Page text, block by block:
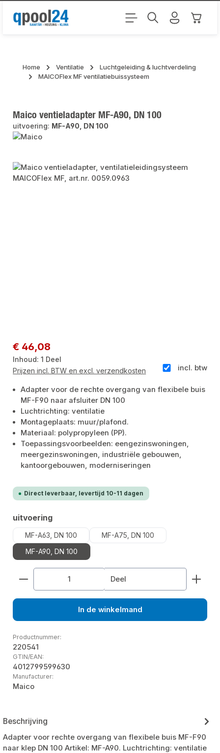
Ga naar de hoofdinhoud
Home Ventilatie
Luchtgeleiding & luchtverdeling
MAICOFlex MF ventilatiebuissysteem
Maico ventieladapter MF-A90, DN 100
uitvoering: MF-A90, DN 100
Afbeeldingengalerij overslaan
Normale prijs:
€ 46,08
Inhoud:1 Deel
incl. btw
Prijzen incl. BTW en excl. verzendkosten
Adapter voor de rechte overgang van flexibele buis
MF-F90 naar afsluiter DN 100
Luchtrichting: ventilatie
Montageplaats: muur/plafond.
Materiaal: polypropyleen (PP).
Toepassingsvoorbeelden: eengezinswoningen,
meergezinswoningen, industriële gebouwen,
kantoorgebouwen, moderniseringen
Direct leverbaar, levertijd 10-11 dagen
Selecteer
uitvoering
MF-A63, DN 100
MF-A75, DN 100
MF-A90, DN 100
Producthoeveelheid: Voer de gewenste
Deel
In de winkelmand
Productnummer:
220541
GTIN/EAN:
4012799599630
Manufacturer:
Maico
Beschrijving
Adapter voor rechte overgang van flexibele buis MF-F90
naar klep DN 100 Artikel: MF-A90. Luchtrichting: ventilatie